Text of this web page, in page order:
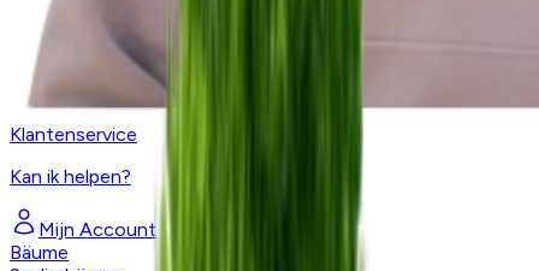
Klantenservice
Kan ik helpen?
Mijn Account
Bäume